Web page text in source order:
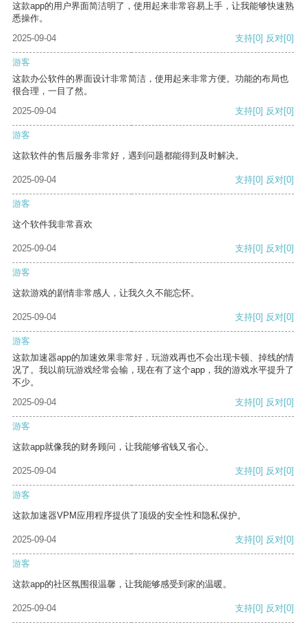
这款app的用户界面简洁明了，使用起来非常容易上手，让我能够快速熟
悉操作。
2025-09-04
支持[0] 反对[0]
游客
这款办公软件的界面设计非常简洁，使用起来非常方便。功能的布局也
很合理，一目了然。
2025-09-04
支持[0] 反对[0]
游客
这款软件的售后服务非常好，遇到问题都能得到及时解决。
2025-09-04 支持[0] 反对[0]
游客
这个软件我非常喜欢
2025-09-04 支持[0] 反对[0]
游客
这款游戏的剧情非常感人，让我久久不能忘怀。
2025-09-04 支持[0] 反对[0]
游客
这款加速器app的加速效果非常好，玩游戏再也不会出现卡顿、掉线的情
况了。我以前玩游戏经常会输，现在有了这个app，我的游戏水平提升了
不少。
2025-09-04
支持[0] 反对[0]
游客
这款app就像我的财务顾问，让我能够省钱又省心。
2025-09-04 支持[0] 反对[0]
游客
这款加速器VPM应用程序提供了顶级的安全性和隐私保护。
2025-09-04 支持[0] 反对[0]
游客
这款app的社区氛围很温馨，让我能够感受到家的温暖。
2025-09-04 支持[0] 反对[0]